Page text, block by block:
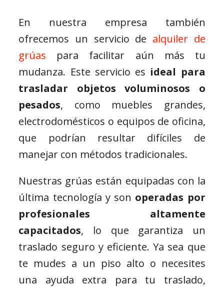
En nuestra empresa también
ofrecemos un servicio de alquiler de
grúas para facilitar aún más tu
mudanza. Este servicio es ideal para
trasladar objetos voluminosos o
pesados, como muebles grandes,
electrodomésticos o equipos de oficina,
que podrían resultar difíciles de
manejar con métodos tradicionales.
Nuestras grúas están equipadas con la
última tecnología y son operadas por
profesionales altamente
capacitados, lo que garantiza un
traslado seguro y eficiente. Ya sea que
te mudes a un piso alto o necesites
una ayuda extra para tu traslado,